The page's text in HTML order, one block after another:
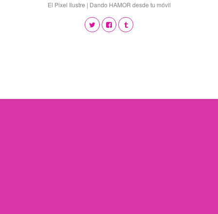
El Pixel Ilustre | Dando HAMOR desde tu móvil